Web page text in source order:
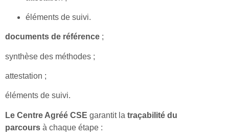
éléments de suivi.
documents de référence ;
synthèse des méthodes ;
attestation ;
éléments de suivi.
Le Centre Agréé CSE garantit la traçabilité du
parcours à chaque étape :